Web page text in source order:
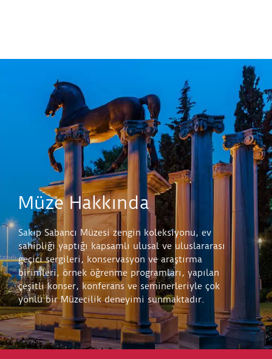
Müze Hakkında
Sakıp Sabancı Müzesi zengin koleksiyonu, ev
sahipliği yaptığı kapsamlı ulusal ve uluslararası
geçici sergileri, konservasyon ve araştırma
birimleri, örnek öğrenme programları, yapılan
çeşitli konser, konferans ve seminerleriyle çok
yönlü bir Müzecilik deneyimi sunmaktadır.